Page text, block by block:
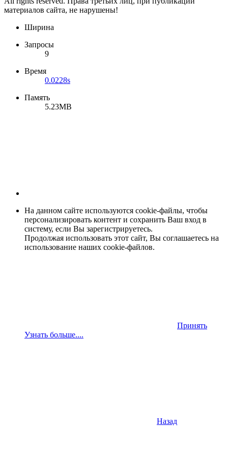
материалов сайта, не нарушены!
Ширина
Запросы
9
Время
0.0228s
Память
5.23MB
На данном сайте используются cookie-файлы, чтобы
персонализировать контент и сохранить Ваш вход в
систему, если Вы зарегистрируетесь.
Продолжая использовать этот сайт, Вы соглашаетесь на
использование наших cookie-файлов.
Принять
Узнать больше....
Назад